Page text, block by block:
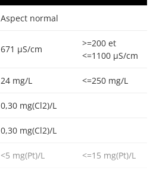
Aspect normal
671 µS/cm
>=200 et
<=1100 µS/cm
24 mg/L <=250 mg/L
0,30 mg(Cl2)/L
0,30 mg(Cl2)/L
<5 mg(Pt)/L <=15 mg(Pt)/L